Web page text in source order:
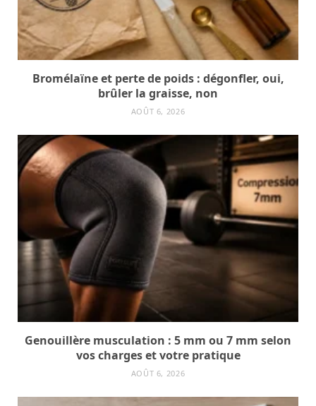
Bromélaïne et perte de poids : dégonfler, oui,
brûler la graisse, non
AOÛT 6, 2026
Genouillère musculation : 5 mm ou 7 mm selon
vos charges et votre pratique
AOÛT 6, 2026